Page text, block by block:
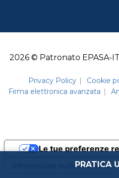
PRATICA
2026 © Patronato EPASA-
Privacy Policy Cookie
Firma elettronica avanzata
Informativa sulla raccolta
Le tue preferenze